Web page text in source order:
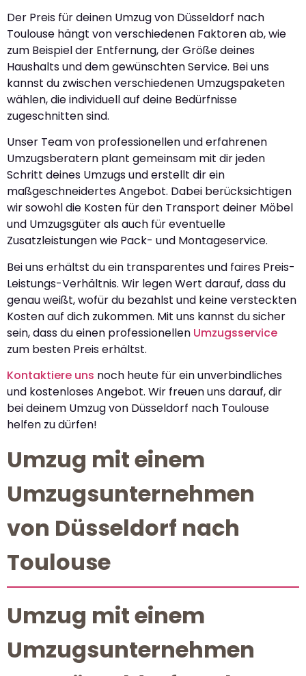
Der Preis für deinen Umzug von Düsseldorf nach
Toulouse hängt von verschiedenen Faktoren ab, wie
zum Beispiel der Entfernung, der Größe deines
Haushalts und dem gewünschten Service. Bei uns
kannst du zwischen verschiedenen Umzugspaketen
wählen, die individuell auf deine Bedürfnisse
zugeschnitten sind.
Unser Team von professionellen und erfahrenen
Umzugsberatern plant gemeinsam mit dir jeden
Schritt deines Umzugs und erstellt dir ein
maßgeschneidertes Angebot. Dabei berücksichtigen
wir sowohl die Kosten für den Transport deiner Möbel
und Umzugsgüter als auch für eventuelle
Zusatzleistungen wie Pack- und Montageservice.
Bei uns erhältst du ein transparentes und faires Preis-
Leistungs-Verhältnis. Wir legen Wert darauf, dass du
genau weißt, wofür du bezahlst und keine versteckten
Kosten auf dich zukommen. Mit uns kannst du sicher
sein, dass du einen professionellen Umzugsservice
zum besten Preis erhältst.
Kontaktiere uns noch heute für ein unverbindliches
und kostenloses Angebot. Wir freuen uns darauf, dir
bei deinem Umzug von Düsseldorf nach Toulouse
helfen zu dürfen!
Umzug mit einem
Umzugsunternehmen
von Düsseldorf nach
Toulouse
Umzug mit einem
Umzugsunternehmen